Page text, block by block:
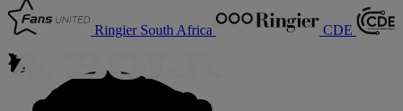
Ringier South Africa CDE